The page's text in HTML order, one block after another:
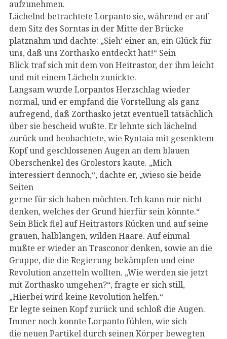
aufzunehmen.
Lächelnd betrachtete Lorpanto sie, während er auf
dem Sitz des Sorntas in der Mitte der Brücke
platznahm und dachte: „Sieh‘ einer an, ein Glück für
uns, daß uns Zorthasko entdeckt hat!“ Sein
Blick traf sich mit dem von Heitrastor, der ihm leicht
und mit einem Lächeln zunickte.
Langsam wurde Lorpantos Herzschlag wieder
normal, und er empfand die Vorstellung als ganz
aufregend, daß Zorthasko jetzt eventuell tatsächlich
über sie bescheid wußte. Er lehnte sich lächelnd
zurück und beobachtete, wie Ryntaia mit gesenktem
Kopf und geschlossenen Augen an dem blauen
Oberschenkel des Grolestors kaute. „Mich
interessiert dennoch,“, dachte er, „wieso sie beide
Seiten
gerne für sich haben möchten. Ich kann mir nicht
denken, welches der Grund hierfür sein könnte.“
Sein Blick fiel auf Heitrastors Rücken und auf seine
grauen, halblangen, wilden Haare. Auf einmal
mußte er wieder an Trasconor denken, sowie an die
Gruppe, die die Regierung bekämpfen und eine
Revolution anzetteln wollten. „Wie werden sie jetzt
mit Zorthasko umgehen?“, fragte er sich still,
„Hierbei wird keine Revolution helfen.“
Er legte seinen Kopf zurück und schloß die Augen.
Immer noch konnte Lorpanto fühlen, wie sich
die neuen Partikel durch seinen Körper bewegten